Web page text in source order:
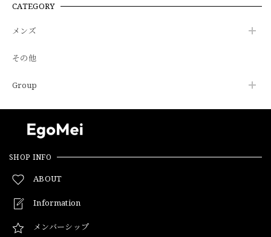
CATEGORY
メンズ
その他
Group
SHOP INFO
ABOUT
Information
メンバーシップ